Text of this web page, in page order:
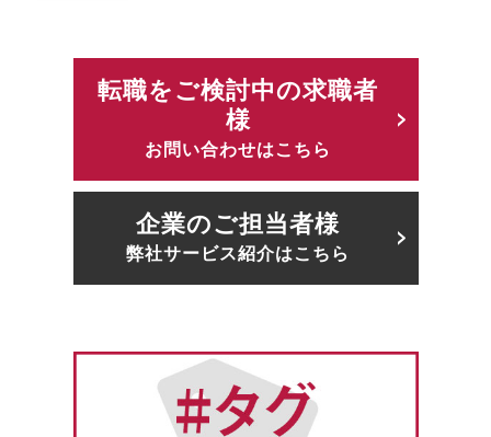
転職をご検討中の求職者
様
お問い合わせはこちら
企業のご担当者様
弊社サービス紹介はこちら